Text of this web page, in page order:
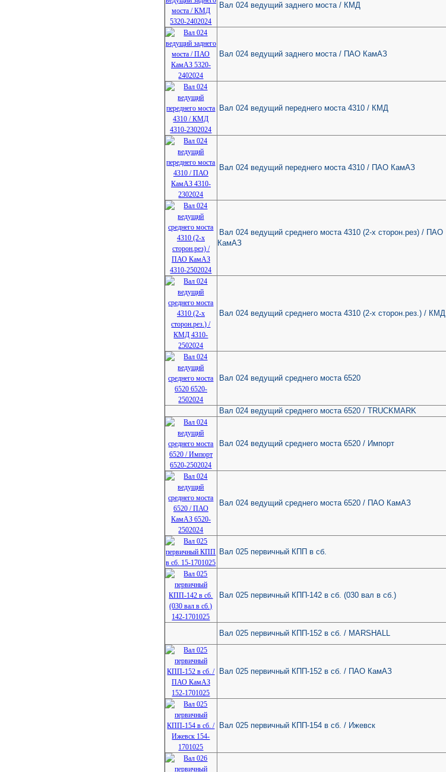
Вал 024 ведущий заднего моста / КМД
Вал 024 ведущий заднего моста / ПАО КамАЗ
Вал 024 ведущий переднего моста 4310 / КМД
Вал 024 ведущий переднего моста 4310 / ПАО КамАЗ
Вал 024 ведущий среднего моста 4310 (2-х сторон.рез) / ПАО
КамАЗ
Вал 024 ведущий среднего моста 4310 (2-х сторон.рез.) / КМД
Вал 024 ведущий среднего моста 6520
Вал 024 ведущий среднего моста 6520 / TRUCKMARK
Вал 024 ведущий среднего моста 6520 / Импорт
Вал 024 ведущий среднего моста 6520 / ПАО КамАЗ
Вал 025 первичный КПП в сб.
Вал 025 первичный КПП-142 в сб. (030 вал в сб.)
Вал 025 первичный КПП-152 в сб. / MARSHALL
Вал 025 первичный КПП-152 в сб. / ПАО КамАЗ
Вал 025 первичный КПП-154 в сб. / Ижевск